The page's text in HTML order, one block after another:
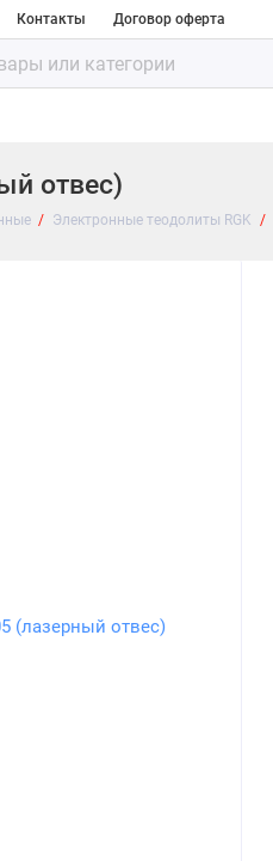
Контакты Договор оферта
отвес)
Электронные теодолиты RGK